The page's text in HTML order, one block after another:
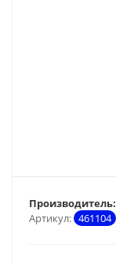
Артикул: 461104
Производитель: